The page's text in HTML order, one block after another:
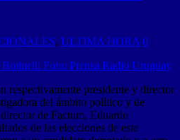
, ULTIMA HORA 0
respectivamente presidente y director
del ámbito político y de
de Factum, Eduardo
de las elecciones de este